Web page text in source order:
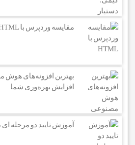
مقایسه وردپرس با HTML
بهترین افزونه‌های هوش
افزایش بهره‌وری شما
آموزش تایید دو مرحله ای